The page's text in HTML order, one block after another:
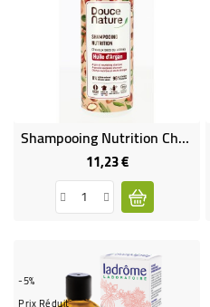
Shampooing Nutrition Cheveux Secs Et Abimés Bio & Équitable
11,23 €Prix
-5%
Prix Réduit